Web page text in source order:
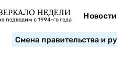
НЕДЕЛИ
подводим с 1994-го года Новости
Смена правительства и